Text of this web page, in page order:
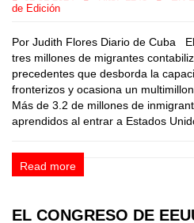
de Edición
Por Judith Flores Diario de Cuba
tres millones de migrantes
precedentes que desborda la
fronterizos y ocasiona un
Más de 3.2 de millones de
aprendidos al entrar a Estados
Read more
EL CONGRESO DE